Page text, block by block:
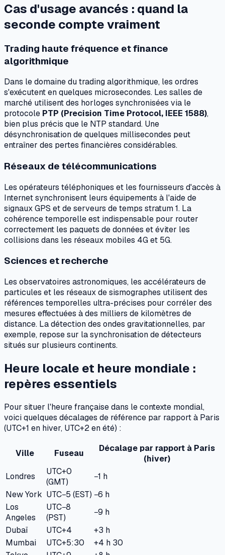
Cas d'usage avancés : quand la
seconde compte vraiment
Trading haute fréquence et finance
algorithmique
Dans le domaine du trading algorithmique, les ordres
s'exécutent en quelques microsecondes. Les salles de
marché utilisent des horloges synchronisées via le
protocole PTP (Precision Time Protocol, IEEE 1588),
bien plus précis que le NTP standard. Une
désynchronisation de quelques millisecondes peut
entraîner des pertes financières considérables.
Réseaux de télécommunications
Les opérateurs téléphoniques et les fournisseurs d'accès à
Internet synchronisent leurs équipements à l'aide de
signaux GPS et de serveurs de temps stratum 1. La
cohérence temporelle est indispensable pour router
correctement les paquets de données et éviter les
collisions dans les réseaux mobiles 4G et 5G.
Sciences et recherche
Les observatoires astronomiques, les accélérateurs de
particules et les réseaux de sismographes utilisent des
références temporelles ultra-précises pour corréler des
mesures effectuées à des milliers de kilomètres de
distance. La détection des ondes gravitationnelles, par
exemple, repose sur la synchronisation de détecteurs
situés sur plusieurs continents.
Heure locale et heure mondiale :
repères essentiels
Pour situer l'heure française dans le contexte mondial,
voici quelques décalages de référence par rapport à Paris
(UTC+1 en hiver, UTC+2 en été) :
Ville Fuseau
Décalage par rapport à Paris
(hiver)
Londres
UTC+0
(GMT)
−1 h
New York UTC−5 (EST) −6 h
Los
Angeles
UTC−8
(PST)
−9 h
Dubaï
UTC+4
+3 h
Mumbai
UTC+5:30
+4 h 30